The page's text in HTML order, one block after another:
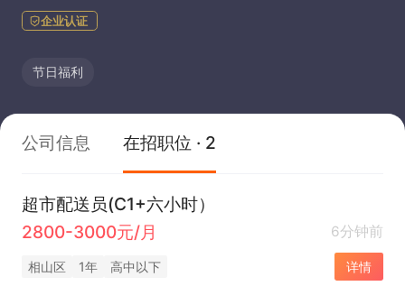
企业认证
节日福利
公司信息 在招职位 · 2
超市配送员(C1+六小时）
2800-3000元/月
6分钟前
相山区 1年 高中以下 详情